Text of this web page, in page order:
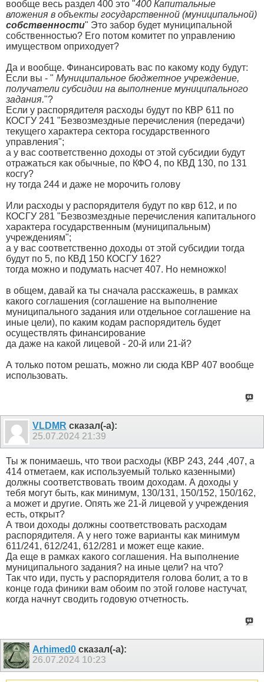
вообще весь раздел 400 это "400 Капитальные
вложения в объекты государственной (муниципальной)
собственности" Это забор будет муниципальной
собственностью? Его потом комитет по управлению
имуществом оприходует?
Да и вообще. Финансировать вас по какому коду будут:
Если вы - " Муниципальное бюджетное учреждение,
получатели субсидии на выполнение муниципального
задания."?
Если у распорядителя расходы будут по КВР 611 по
КОСГУ 241 "Безвозмездные перечисления (передачи)
текущего характера сектора государственного
управления";
а у вас соответственно доходы от этой субсидии будут
отражаться как обычные, по КФО 4, по КВД 130, по 131
косгу?
ну тогда 244 и даже не морочить голову
Или расходы у распорядителя будут по квр 612, и по
КОСГУ 281 "Безвозмездные перечисления капитального
характера государственным (муниципальным)
учреждениям";
а у вас соответственно доходы от этой субсидии тогда
будут по 5, по КВД 150 КОСГУ 162?
тогда можно и подумать насчет 407. Но немножко!
в общем, давай ка ты сначала расскажешь, в рамках
какого соглашения (соглашение на выполнение
муниципального задания или отдельное соглашение на
иные цели), по каким кодам распорядитель будет
осуществлять финансирование
да даже на какой лицевой - 20-й или 21-й?
А только потом решать, можно ли сюда КВР 407 вообще
использовать.
VLDMR сказал(-а):
25.07.2024 21:39
Ты ж понимаешь, что твои расходы (КВР 243, 244 ,407, а
414 отметаем, как используемый только казенными)
должны соответствовать твоим доходам. А доходы у
тебя могут быть, как минимум, 130/131, 150/152, 150/162,
а может и другие. Опять же 21-й лицевой у учреждения
есть, открыт?
А твои доходы должны соответствовать расходам
распорядителя. А у него тоже варианты как минимум
611/241, 612/241, 612/281 и может еще какие.
Да еще в рамках какого соглашения. На выполнение
муниципального задания? на иные цели? на что?
Так что иди, пусть у распорядителя голова болит, а то в
конце года финики вам обоим по этой голове настучат,
когда начнут сводить годовую отчетность.
Arhimed0 сказал(-а):
26.07.2024 10:23